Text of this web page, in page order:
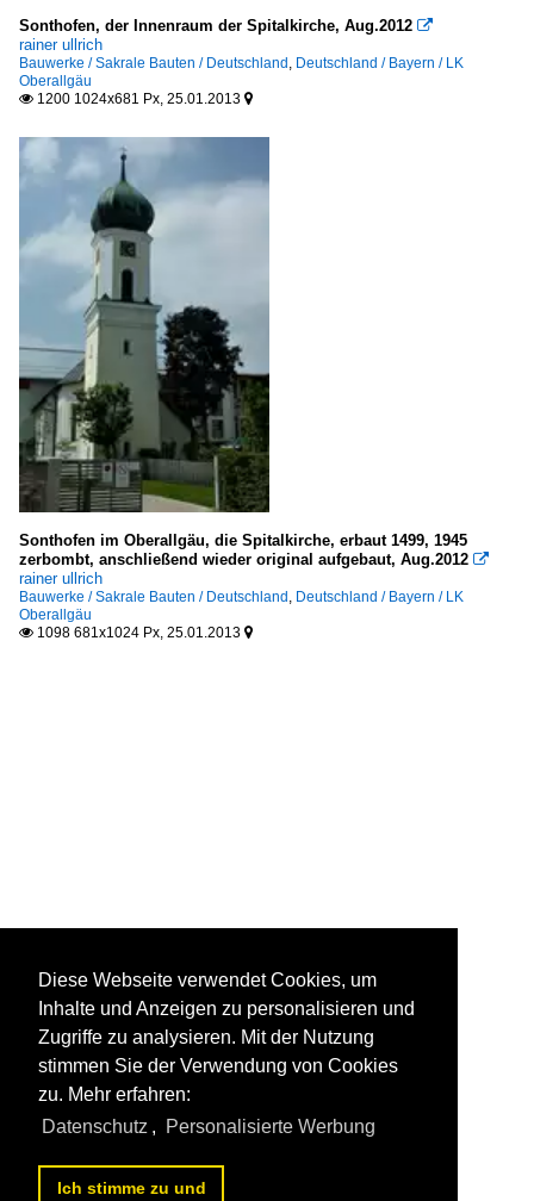
Sonthofen, der Innenraum der Spitalkirche, Aug.2012 
rainer ullrich
Bauwerke / Sakrale Bauten / Deutschland, Deutschland / Bayern / LK
Oberallgäu
 1200 1024x681 Px, 25.01.2013 
Sonthofen im Oberallgäu, die Spitalkirche, erbaut 1499, 1945
zerbombt, anschließend wieder original aufgebaut, Aug.2012 
rainer ullrich
Bauwerke / Sakrale Bauten / Deutschland, Deutschland / Bayern / LK
Oberallgäu
 1098 681x1024 Px, 25.01.2013 
Diese Webseite verwendet Cookies, um
Inhalte und Anzeigen zu personalisieren und
Zugriffe zu analysieren. Mit der Nutzung
stimmen Sie der Verwendung von Cookies
zu. Mehr erfahren:
Datenschutz , Personalisierte Werbung
Ich stimme zu und